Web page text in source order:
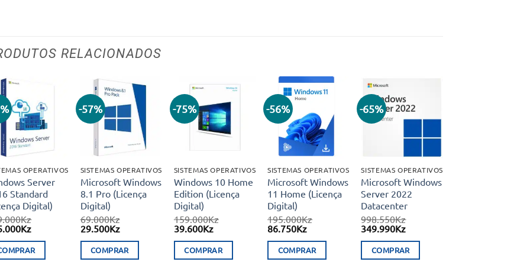
RELACIONADOS
Adicionar
aos meus
desejos
OPERATIVOS
Server
Standard
Digital)
Kz
KzO
atual
é:
-57%
Adicionar
aos meus
desejos
SISTEMAS OPERATIVOS
Microsoft Windows
8.1 Pro (Licença
Digital)
69.000Kz
O
original
era:
29.500KzO
atual
é:
COMPRAR
-75%
Adicionar
aos meus
desejos
SISTEMAS OPERATIVOS
Windows 10 Home
Edition (Licença
Digital)
159.000Kz
O
original
era:
39.600KzO
atual
é:
COMPRAR
-56%
Adicionar
aos meus
desejos
SISTEMAS OPERATIVOS
Microsoft Windows
11 Home (Licença
Digital)
195.000Kz
O
original
era:
86.750KzO
atual
é:
COMPRAR
-65%
Adicionar
aos meus
SISTEMAS OPERATIVOS
Microsoft Windows
Server 2022
Datacenter
998.550Kz
O
original
era:
349.990KzO
atual
é:
COMPRAR